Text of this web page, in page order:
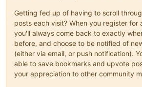
Getting fed up of having to scroll
posts each visit? When you register for
you'll always come back to exactly
before, and choose to be notified of
(either via email, or push notification).
able to save bookmarks and upvote
your appreciation to other community